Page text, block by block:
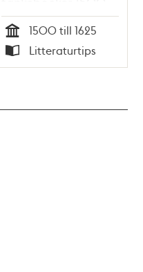
1625 / Åke Eriksson
Tid
1500 till 1625
Typ
Litteraturtips